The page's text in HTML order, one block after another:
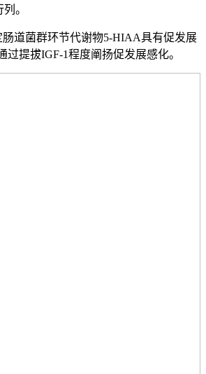
。
道菌群环节代谢物5-HIAA具有促发展
提拔IGF-1程度阐扬促发展感化。